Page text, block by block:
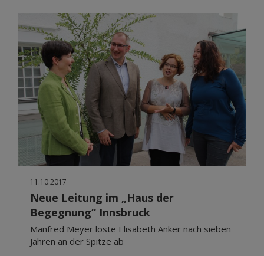
11.10.2017
Neue Leitung im „Haus der
Begegnung“ Innsbruck
Manfred Meyer löste Elisabeth Anker nach sieben
Jahren an der Spitze ab